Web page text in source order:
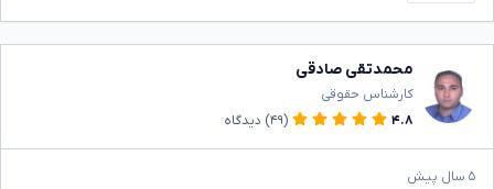
محمدتقی صادقی
کارشناس حقوقی
۴.۸
(۴۹) دیدگاه
۵ سال پیش